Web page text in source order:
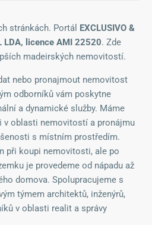
stránkách. Portál EXCLUSIVO &
LDA, licence AMI 22520. Zde
madeirských nemovitostí.
nebo pronajmout nemovitost
odborníků vám poskytne
a dynamické služby. Máme
v oblasti nemovitostí a pronájmu
s místním prostředím.
při koupi nemovitosti, ale po
je provedeme od nápadu až
domova. Spolupracujeme s
týmem architektů, inženýrů,
v oblasti realit a správy